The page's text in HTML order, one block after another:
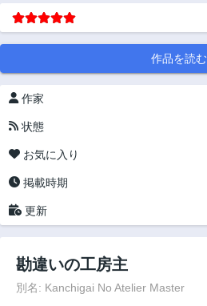
作品を読む
作家
状態
お気に入り
掲載時期
更新
勘違いの工房主
別名: Kanchigai No Atelier Master